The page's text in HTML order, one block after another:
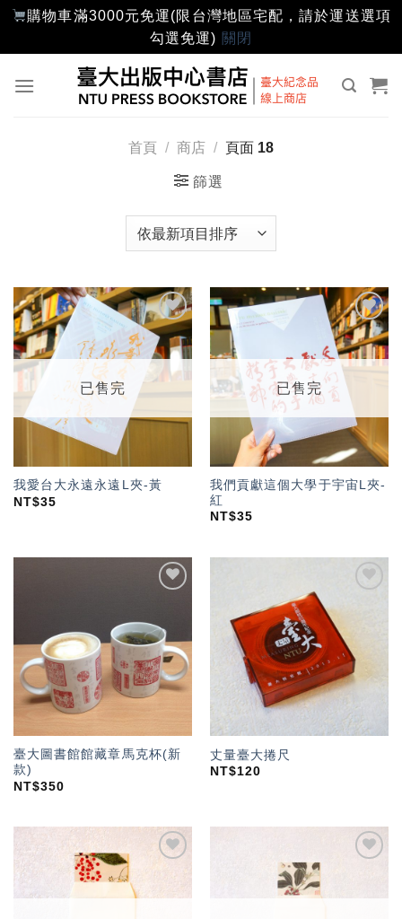
購物車滿3000元免運(限台灣地區宅配，請於運送選項
勾選免運) 關閉
首頁 / 商店 / 頁面 18
篩選
加入
「願
望輕
單」
已售完
我愛台大永遠永遠L夾-黃
NT$35
加入
「願
望輕
已售完
我們貢獻這個大學于宇宙L夾-
紅
NT$35
望輕
單」
臺大圖書館館藏章馬克杯(新
款)
NT$350
丈量臺大捲尺
NT$120
望輕